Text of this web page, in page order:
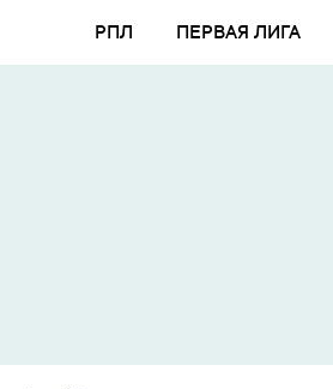
РПЛ ПЕРВАЯ ЛИГА